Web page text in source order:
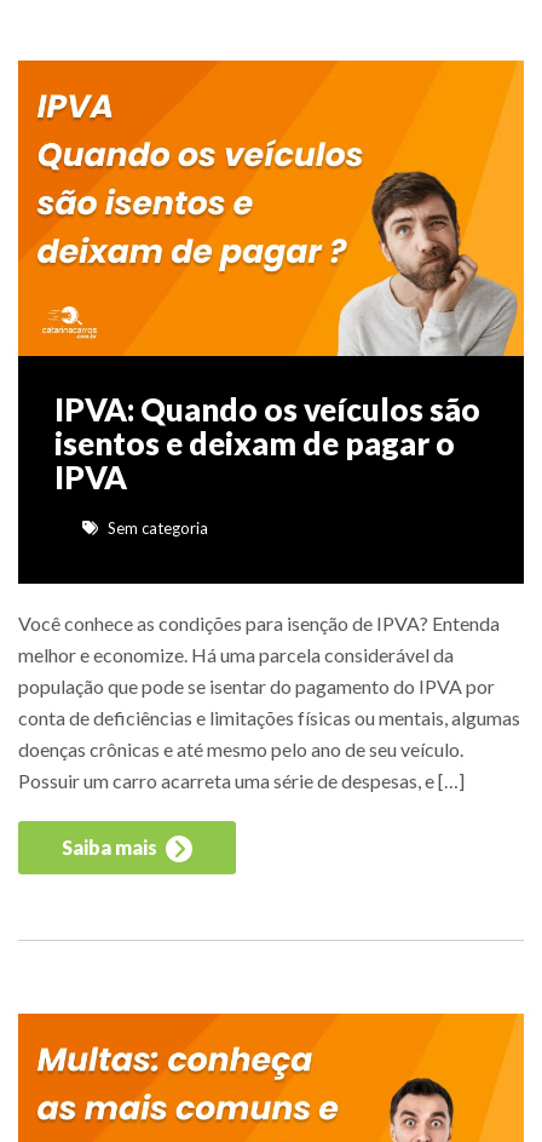
IPVA: Quando os veículos são
isentos e deixam de pagar o
IPVA
Sem categoria
Você conhece as condições para isenção de IPVA? Entenda
melhor e economize. Há uma parcela considerável da
população que pode se isentar do pagamento do IPVA por
conta de deficiências e limitações físicas ou mentais, algumas
doenças crônicas e até mesmo pelo ano de seu veículo.
Possuir um carro acarreta uma série de despesas, e […]
Saiba mais